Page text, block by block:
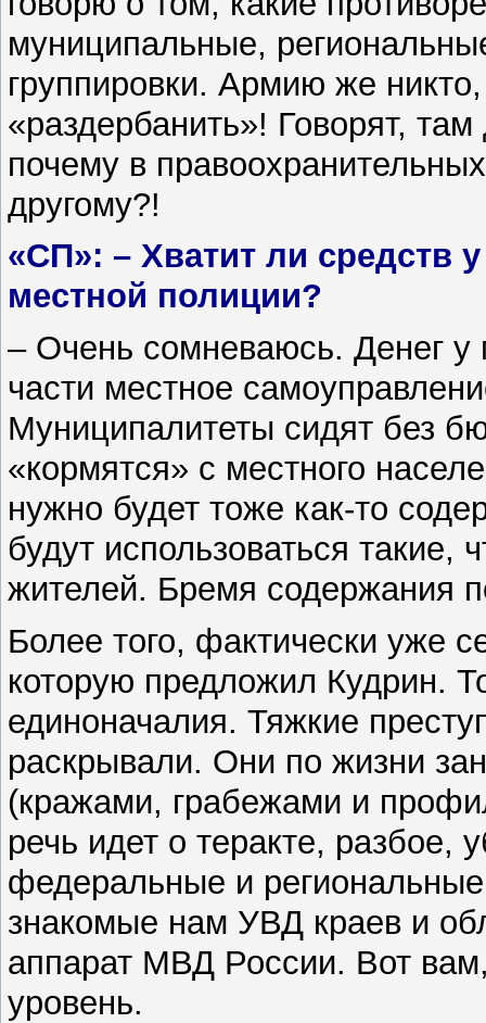
муниципальные,
группировки. Армию же
«раздербанить»! Говорят,
почему в
другому?!
«СП»: – Хватит ли средств
местной полиции?
– Очень сомневаюсь. Денег у
части местное
Муниципалитеты сидят без
«кормятся» с местного
нужно будет тоже как-то
будут использоваться
жителей. Бремя содержания
Более того, фактически уже
которую предложил Кудрин.
единоначалия. Тяжкие
раскрывали. Они по жизни
(кражами, грабежами и
речь идет о теракте, разбое,
федеральные и
знакомые нам УВД краев и
аппарат МВД России. Вот
уровень.